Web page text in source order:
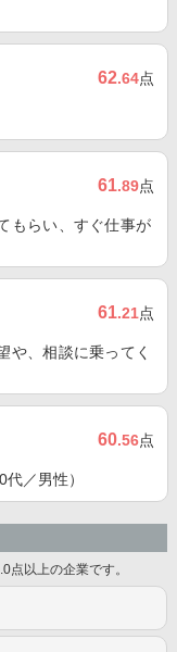
62.64点
61.89点
もらい、すぐ仕事が
61.21点
や、相談に乗ってく
60.56点
／男性）
点以上の企業です。